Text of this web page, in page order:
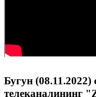
Бугун (08.11.2022)
телеканалининг